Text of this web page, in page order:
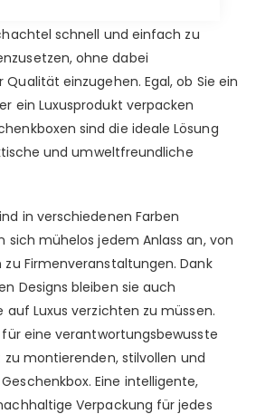
Stil. Das innovative Design
schnell und einfach zu
ohne dabei
einzugehen. Egal, ob Sie ein
ein Luxusprodukt verpacken
sind die ideale Lösung
und umweltfreundliche
in verschiedenen Farben
sich mühelos jedem Anlass an, von
Firmenveranstaltungen. Dank
Designs bleiben sie auch
Luxus verzichten zu müssen.
für eine verantwortungsbewusste
montierenden, stilvollen und
Eine intelligente,
Verpackung für jedes